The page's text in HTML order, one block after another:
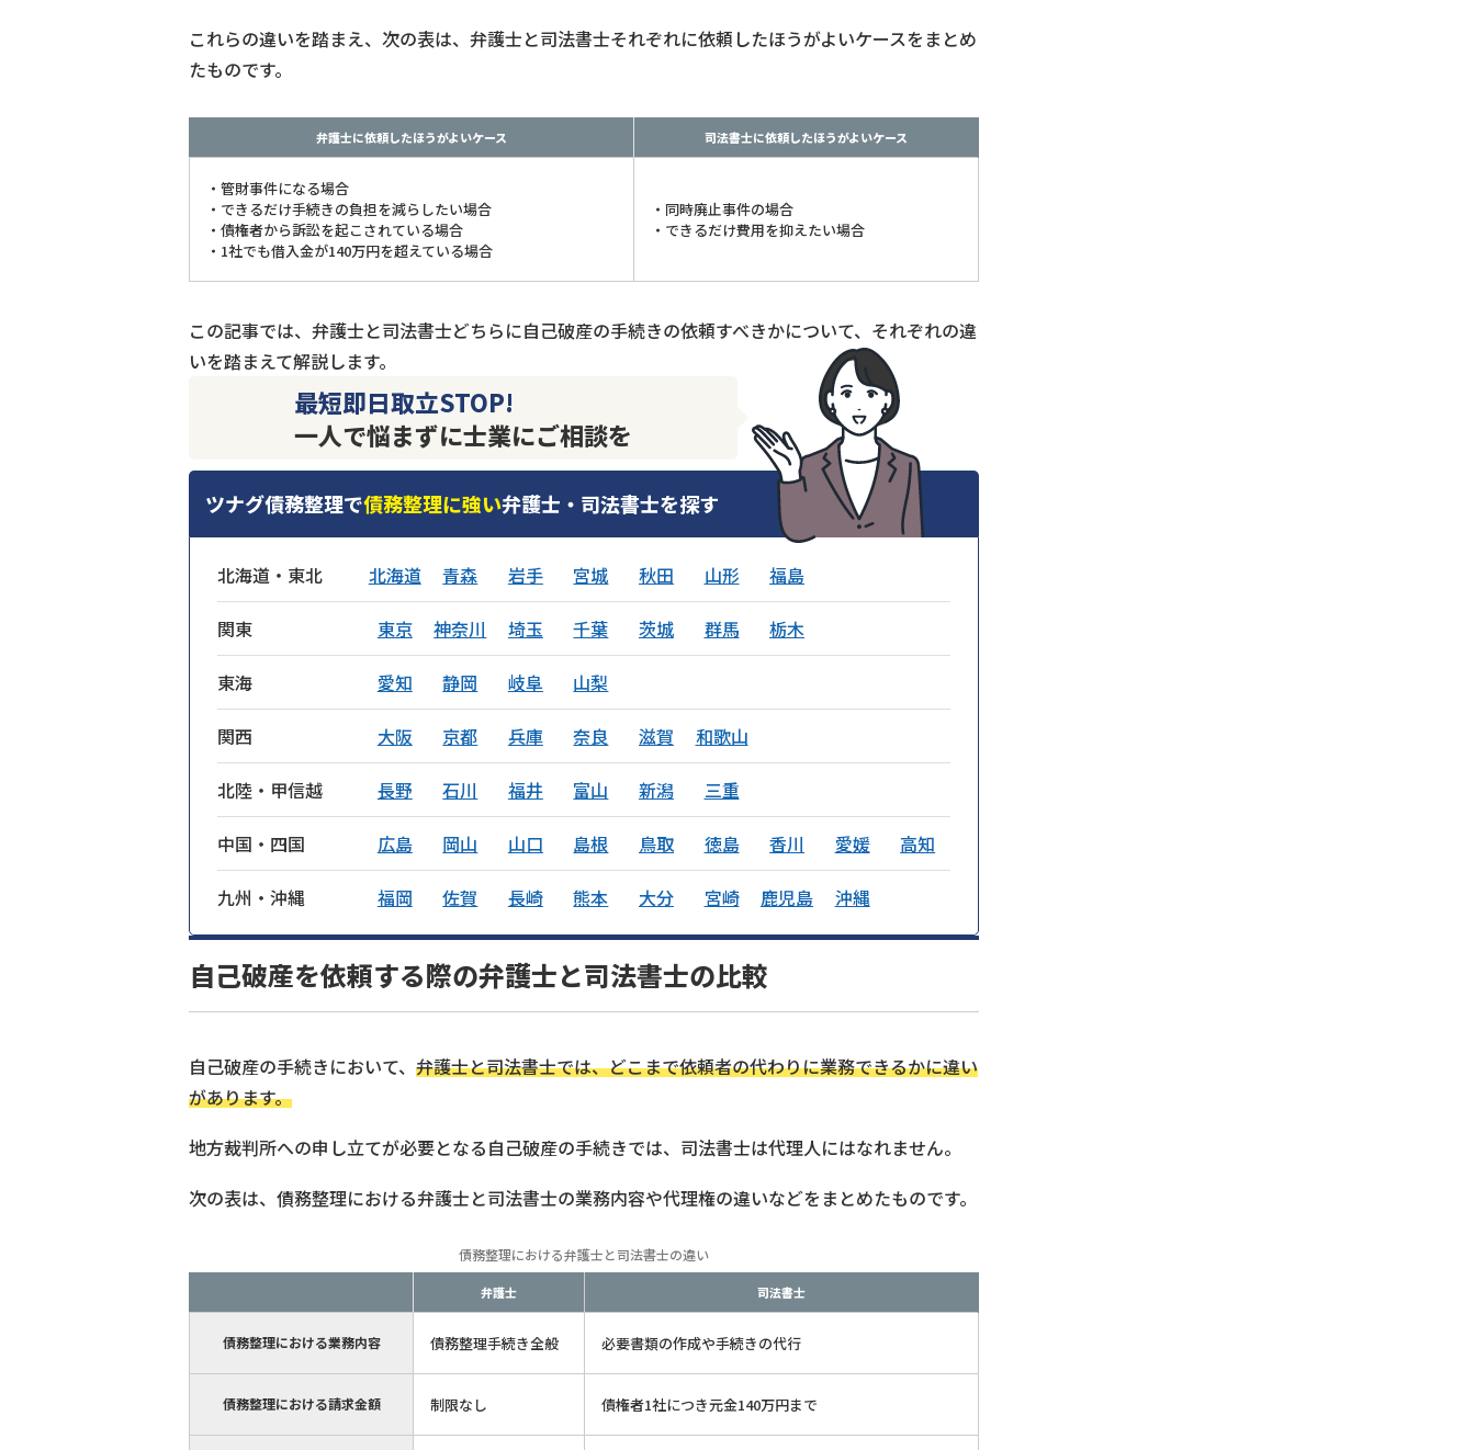
これらの違いを踏まえ、次の表は、弁護士と司法書士それぞれに依頼したほうがよいケースをまとめ
たものです。
弁護士に依頼したほうがよいケース 司法書士に依頼したほうがよいケース
・管財事件になる場合
・できるだけ手続きの負担を減らしたい場合
・債権者から訴訟を起こされている場合
・1社でも借入金が140万円を超えている場合
・同時廃止事件の場合
・できるだけ費用を抑えたい場合
この記事では、弁護士と司法書士どちらに自己破産の手続きの依頼すべきかについて、それぞれの違
いを踏まえて解説します。
最短即日取立STOP!
一人で悩まずに士業にご相談を
ツナグ債務整理で債務整理に強い弁護士・司法書士を探す
北海道・東北 北海道 青森 岩手 宮城 秋田 山形 福島
関東 東京 神奈川 埼玉 千葉 茨城 群馬 栃木
東海 愛知 静岡 岐阜 山梨
関西 大阪 京都 兵庫 奈良 滋賀 和歌山
北陸・甲信越 長野 石川 福井 富山 新潟 三重
中国・四国 広島 岡山 山口 島根 鳥取 徳島 香川 愛媛 高知
九州・沖縄 福岡 佐賀 長崎 熊本 大分 宮崎 鹿児島 沖縄
自己破産を依頼する際の弁護士と司法書士の比較
自己破産の手続きにおいて、 弁護士と司法書士では、どこまで依頼者の代わりに業務できるかに違い
があります。
地方裁判所への申し立てが必要となる自己破産の手続きでは、司法書士は代理人にはなれません。
次の表は、債務整理における弁護士と司法書士の業務内容や代理権の違いなどをまとめたものです。
債務整理における弁護士と司法書士の違い
弁護士 司法書士
債務整理における業務内容 債務整理手続き全般 必要書類の作成や手続きの代行
債務整理における請求金額 制限なし 債権者1社につき元金140万円まで